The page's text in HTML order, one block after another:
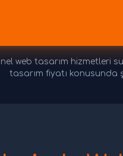
web tasarım hizmetleri
tasarım fiyatı konusunda